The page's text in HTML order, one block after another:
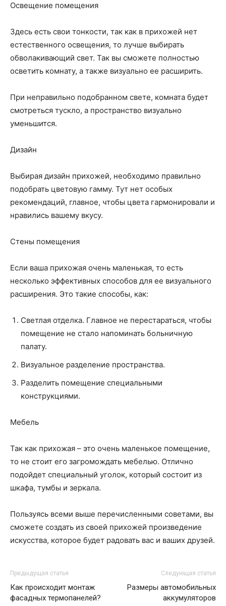
Освещение помещения
Здесь есть свои тонкости, так как в прихожей нет
естественного освещения, то лучше выбирать
обволакивающий свет. Так вы сможете полностью
осветить комнату, а также визуально ее расширить.
При неправильно подобранном свете, комната будет
смотреться тускло, а пространство визуально
уменьшится.
Дизайн
Выбирая дизайн прихожей, необходимо правильно
подобрать цветовую гамму. Тут нет особых
рекомендаций, главное, чтобы цвета гармонировали и
нравились вашему вкусу.
Стены помещения
Если ваша прихожая очень маленькая, то есть
несколько эффективных способов для ее визуального
расширения. Это такие способы, как:
Светлая отделка. Главное не перестараться, чтобы
помещение не стало напоминать больничную
палату.
Визуальное разделение пространства.
Разделить помещение специальными
конструкциями.
Мебель
Так как прихожая – это очень маленькое помещение,
то не стоит его загромождать мебелью. Отлично
подойдет специальный уголок, который состоит из
шкафа, тумбы и зеркала.
Пользуясь всеми выше перечисленными советами, вы
сможете создать из своей прихожей произведение
искусства, которое будет радовать вас и ваших друзей.
Предыдущая статья
Как происходит монтаж
фасадных термопанелей?
Следующая статья
Размеры автомобильных
аккумуляторов